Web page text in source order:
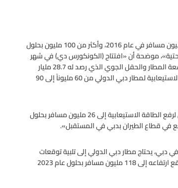
وبيّنت المؤسسة أنه «في ضوء التوقعات بنمو الحركة لتتجاوز عتبة 85 مليون مسافر في عام 2016، وأكثر من 100 مليون بحلول
التحتية»، موضحة أن «افتتاح (الكونكورس دي) في شهر
فبراير 2016، جاء ليؤذن باستكمال الخطة الاستراتيجية 2020، وبرنامج توسعة المطار والحقل الجوي الذي رصد له 28.7 مليار
درهم (7.8 مليارات دولار)، وتم إطلاقه في عام 2011، بهدف رفع الطاقة الاستيعابية لمطار دبي الدولي من 60 مليوناً إلى 90
وقالت المؤسسة إنه «يجري حالياً تنفيذ مشروع توسعة آخر في مطار دبي لرفع الطاقة الاستيعابية إلى 26 مليون مسافر بحلول
رئيساً للطيران في دبي، يحتاج مطار دبي الدولي إلى تلبية توقعات
المسافرين المتنامية والطلب المتزايد على الطاقة الاستيعابية، الذي يتوقع ارتفاعه إلى 118 مليون مسافر بحلول عام 2023